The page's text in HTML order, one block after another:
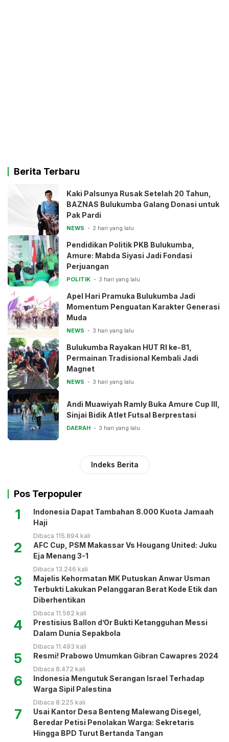
Berita Terbaru
Kaki Palsunya Rusak Setelah 20 Tahun,
BAZNAS Bulukumba Galang Donasi untuk
Pak Pardi
NEWS 2 hari yang lalu
Pendidikan Politik PKB Bulukumba,
Amure: Mabda Siyasi Jadi Fondasi
Perjuangan
POLITIK 3 hari yang lalu
Apel Hari Pramuka Bulukumba Jadi
Momentum Penguatan Karakter Generasi
Muda
NEWS 3 hari yang lalu
Bulukumba Rayakan HUT RI ke-81,
Permainan Tradisional Kembali Jadi
Magnet
NEWS 3 hari yang lalu
Andi Muawiyah Ramly Buka Amure Cup III,
Sinjai Bidik Atlet Futsal Berprestasi
DAERAH 3 hari yang lalu
Indeks Berita
Pos Terpopuler
1
Indonesia Dapat Tambahan 8.000 Kuota Jamaah
Haji
Dibaca 115.894 kali
2
AFC Cup, PSM Makassar Vs Hougang United: Juku
Eja Menang 3-1
Dibaca 13.246 kali
3
Majelis Kehormatan MK Putuskan Anwar Usman
Terbukti Lakukan Pelanggaran Berat Kode Etik dan
Diberhentikan
Dibaca 11.562 kali
4
Prestisius Ballon d’Or Bukti Ketangguhan Messi
Dalam Dunia Sepakbola
Dibaca 11.493 kali
5 Resmi! Prabowo Umumkan Gibran Cawapres 2024
Dibaca 8.472 kali
6
Indonesia Mengutuk Serangan Israel Terhadap
Warga Sipil Palestina
Dibaca 8.225 kali
7
Usai Kantor Desa Benteng Malewang Disegel,
Beredar Petisi Penolakan Warga: Sekretaris
Hingga BPD Turut Bertanda Tangan